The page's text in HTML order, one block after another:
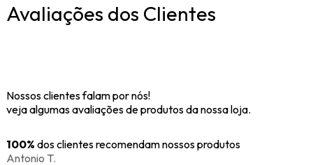
Avaliações dos Clientes
Nossos clientes falam por nós!
veja algumas avaliações de produtos da nossa loja.
100% dos clientes recomendam nossos produtos
Antonio T.